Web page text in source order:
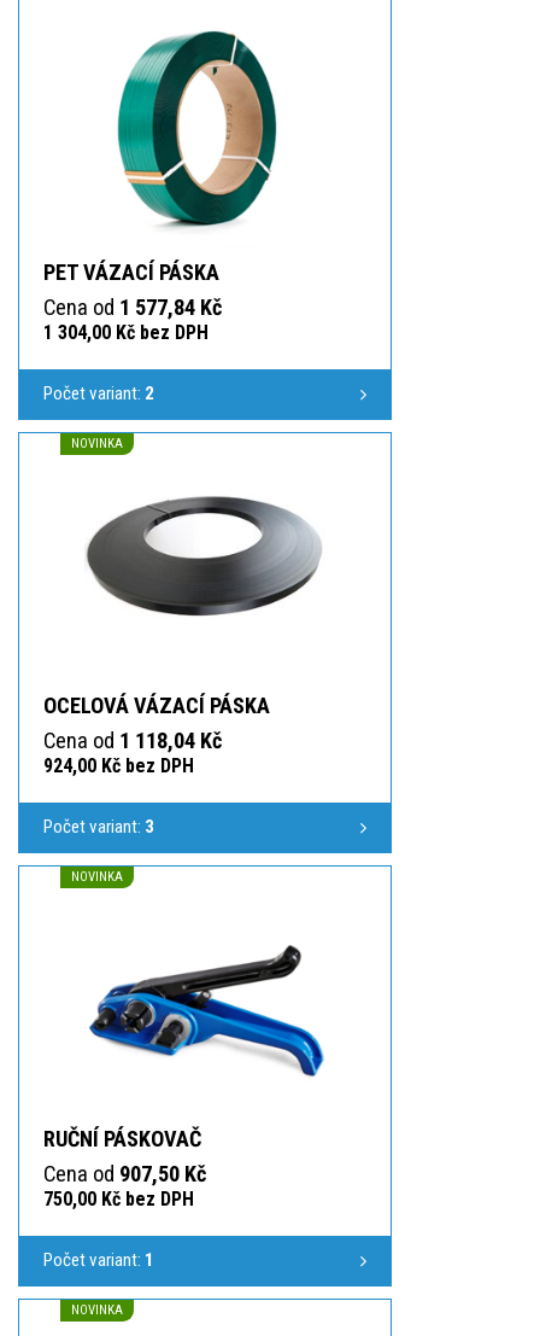
PET VÁZACÍ PÁSKA
Cena od 1 577,84 Kč
1 304,00 Kč bez DPH
Počet variant: 2
NOVINKA
OCELOVÁ VÁZACÍ PÁSKA
Cena od 1 118,04 Kč
924,00 Kč bez DPH
Počet variant: 3
NOVINKA
RUČNÍ PÁSKOVAČ
Cena od 907,50 Kč
750,00 Kč bez DPH
Počet variant: 1
NOVINKA